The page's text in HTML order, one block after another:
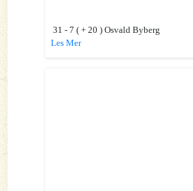
31 - 7 ( + 20 ) Osvald Byberg
Les Mer